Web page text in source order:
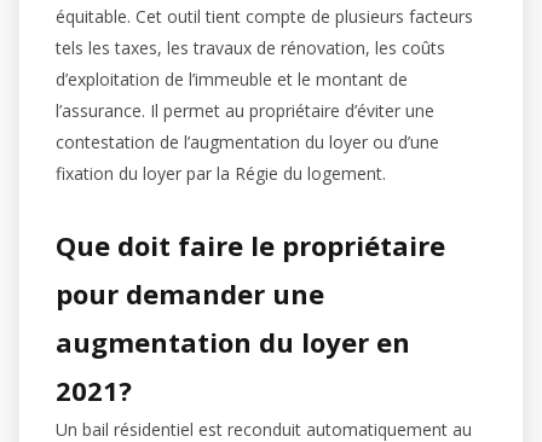
équitable. Cet outil tient compte de plusieurs facteurs
tels les taxes, les travaux de rénovation, les coûts
d’exploitation de l’immeuble et le montant de
l’assurance. Il permet au propriétaire d’éviter une
contestation de l’augmentation du loyer ou d’une
fixation du loyer par la Régie du logement.
Que doit faire le propriétaire
pour demander une
augmentation du loyer en
2021?
Un bail résidentiel est reconduit automatiquement au